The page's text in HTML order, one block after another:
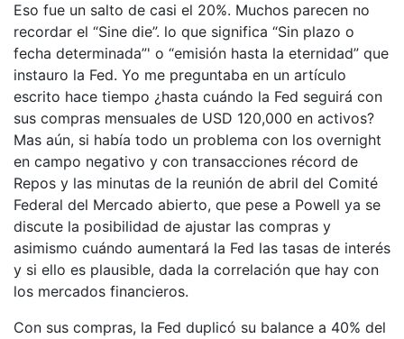
Eso fue un salto de casi el 20%. Muchos parecen no
recordar el “Sine die”. lo que significa “Sin plazo o
fecha determinada”' o “emisión hasta la eternidad” que
instauro la Fed. Yo me preguntaba en un artículo
escrito hace tiempo ¿hasta cuándo la Fed seguirá con
sus compras mensuales de USD 120,000 en activos?
Mas aún, si había todo un problema con los overnight
en campo negativo y con transacciones récord de
Repos y las minutas de la reunión de abril del Comité
Federal del Mercado abierto, que pese a Powell ya se
discute la posibilidad de ajustar las compras y
asimismo cuándo aumentará la Fed las tasas de interés
y si ello es plausible, dada la correlación que hay con
los mercados financieros.
Con sus compras, la Fed duplicó su balance a 40% del